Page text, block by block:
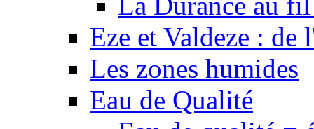
Eze et Valdeze : de
Les zones humides
Eau de Qualité